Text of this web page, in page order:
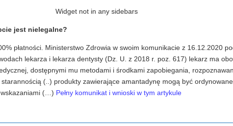
Widget not in any sidebars
jest nielegalne?
płatności. Ministerstwo Zdrowia w swoim komunikacie z 16.12.2020
lekarza i lekarza dentysty (Dz. U. z 2018 r. poz. 617) lekarz ma
dostępnymi mu metodami i środkami zapobiegania,
(..) produkty zawierające amantadynę mogą być
(…) Pełny komunikat i wnioski w tym artykule